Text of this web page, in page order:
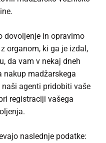
dovoljenje in opravimo
organom, ki ga je izdal,
da vam v nekaj dneh
nakup madžarskega
agenti pridobiti vaše
registraciji vašega
naslednje podatke: